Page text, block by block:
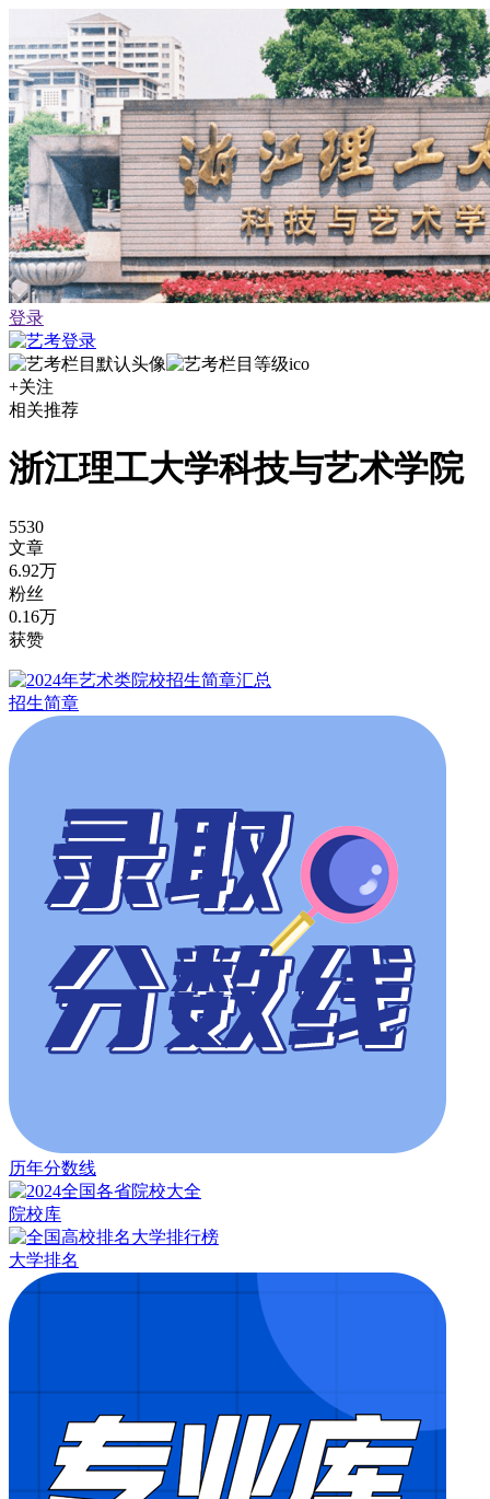
登录
+关注
相关推荐
浙江理工大学科技与艺术学院
5530
文章
6.92万
粉丝
0.16万
获赞
招生简章
历年分数线
院校库
大学排名